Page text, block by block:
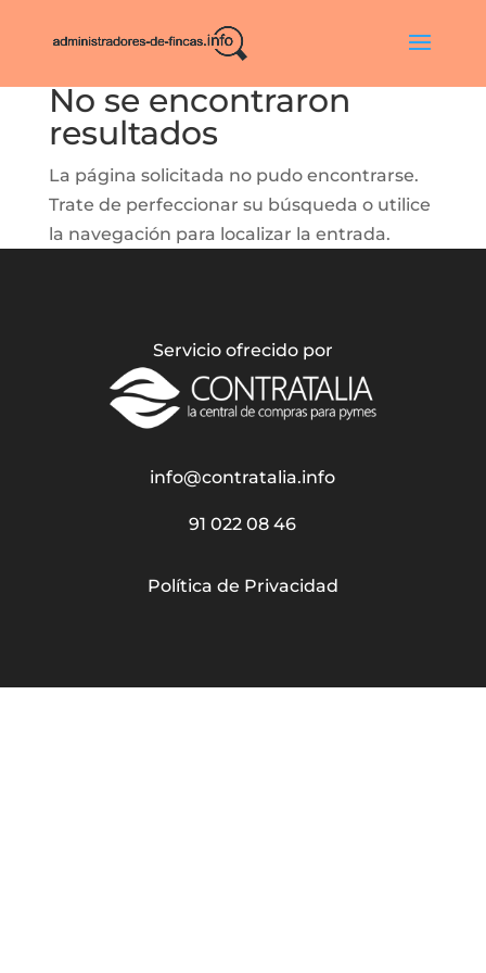
No se encontraron
resultados
La página solicitada no pudo encontrarse.
Trate de perfeccionar su búsqueda o utilice
la navegación para localizar la entrada.
Servicio ofrecido por
info@contratalia.info
91 022 08 46
Política de Privacidad